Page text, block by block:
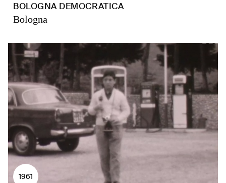
BOLOGNA DEMOCRATICA
Bologna
1961